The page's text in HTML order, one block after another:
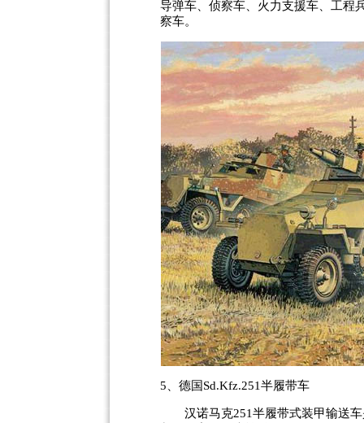
导弹车、侦察车、火力支援车、工程
察车。
5、德国Sd.Kfz.251半履带车
汉诺马克251半履带式装甲输送车